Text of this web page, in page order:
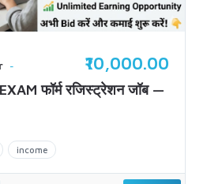
₹10,000.00
income
फॉर्म रजिस्ट्रेशन जॉब —